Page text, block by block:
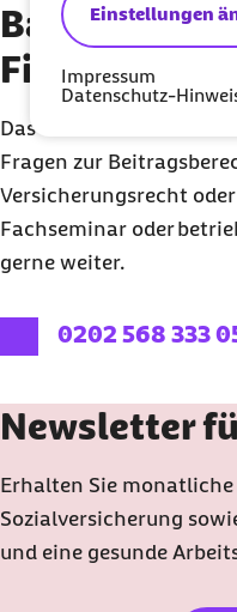
Einstellungen
Impressum
Datenschutz-
Barmer
Firmenkunden
Das Barmer Telefon für
Fragen zur
Versicherungsrecht
Fachseminar oder
gerne weiter.
externer Link:
0202 568 333
Newsletter
Erhalten Sie monatliche
Sozialversicherung
und eine gesunde